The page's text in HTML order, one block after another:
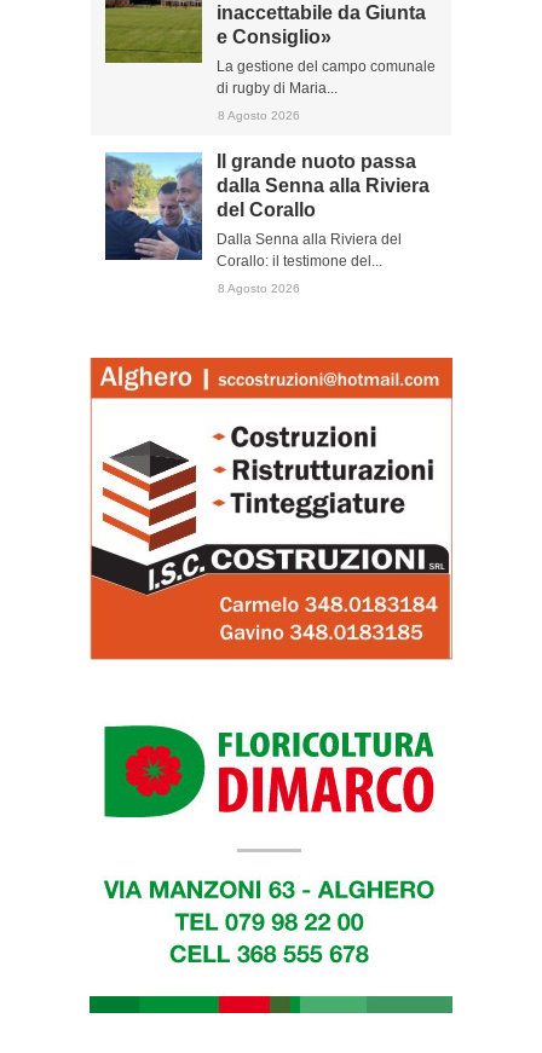
inaccettabile da Giunta
e Consiglio»
La gestione del campo comunale
di rugby di Maria...
8 Agosto 2026
Il grande nuoto passa
dalla Senna alla Riviera
del Corallo
Dalla Senna alla Riviera del
Corallo: il testimone del...
8 Agosto 2026